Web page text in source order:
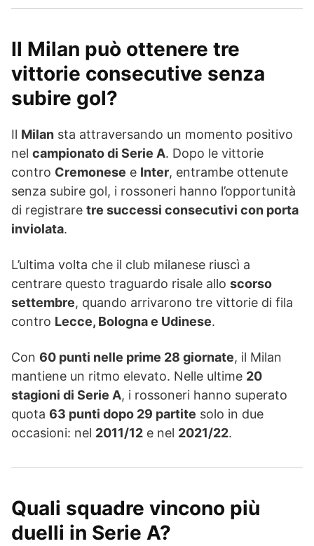
Il Milan può ottenere tre
vittorie consecutive senza
subire gol?
Il Milan sta attraversando un momento positivo
nel campionato di Serie A. Dopo le vittorie
contro Cremonese e Inter, entrambe ottenute
senza subire gol, i rossoneri hanno l’opportunità
di registrare tre successi consecutivi con porta
inviolata.
L’ultima volta che il club milanese riuscì a
centrare questo traguardo risale allo scorso
settembre, quando arrivarono tre vittorie di fila
contro Lecce, Bologna e Udinese.
Con 60 punti nelle prime 28 giornate, il Milan
mantiene un ritmo elevato. Nelle ultime 20
stagioni di Serie A, i rossoneri hanno superato
quota 63 punti dopo 29 partite solo in due
occasioni: nel 2011/12 e nel 2021/22.
Quali squadre vincono più
duelli in Serie A?